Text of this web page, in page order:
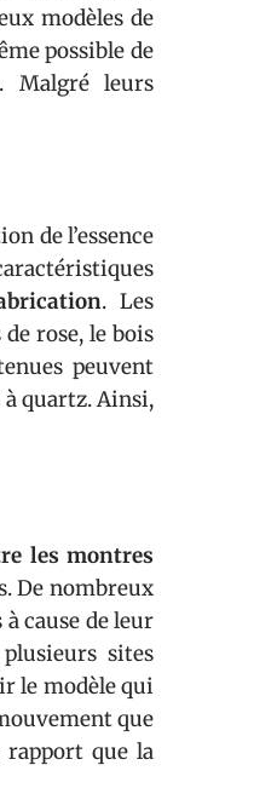
modèles de
possible de
Malgré leurs
de l’essence
. Les
rose, le bois
peuvent
quartz. Ainsi,
les montres
De nombreux
cause de leur
sites
le modèle qui
que
rapport que la